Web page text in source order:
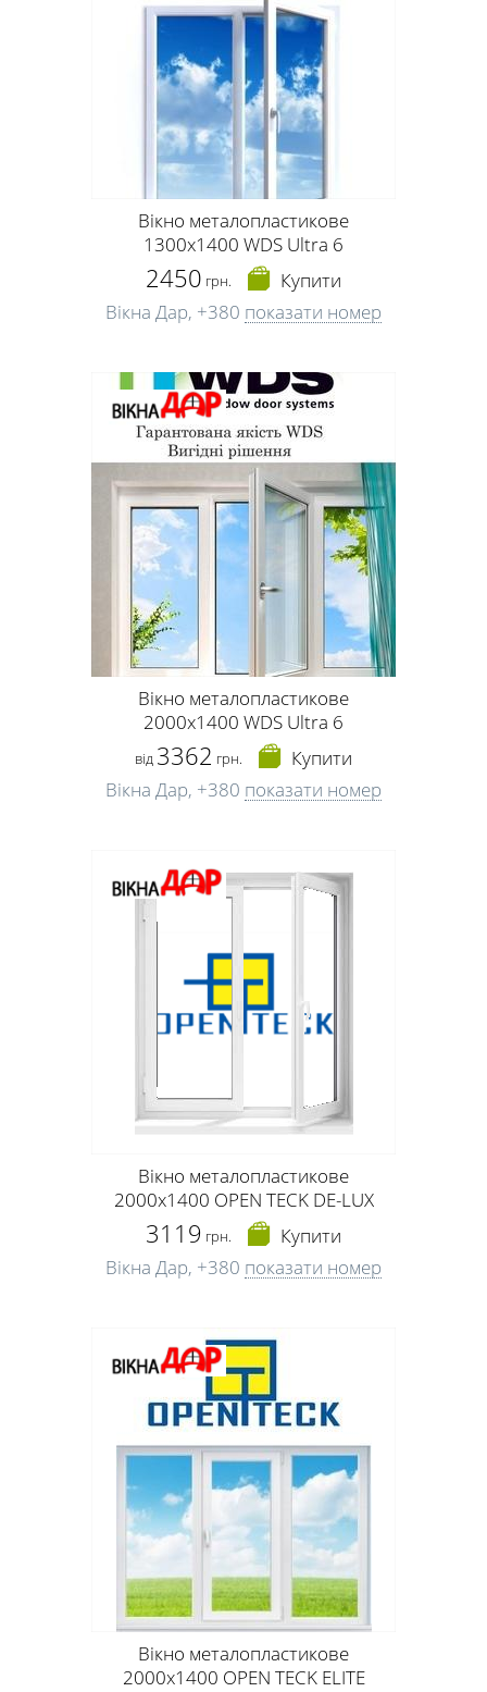
Вікно металопластикове
1300х1400 WDS Ultra 6
2450 грн.
Купити
Вікна Дар, +380 показати номер
Вікно металопластикове
2000х1400 WDS Ultra 6
від 3362 грн.
Купити
Вікна Дар, +380 показати номер
Вікно металопластикове
2000х1400 OPEN TECK DE-LUX
3119 грн.
Купити
Вікна Дар, +380 показати номер
Вікно металопластикове
2000х1400 OPEN TECK ELITE